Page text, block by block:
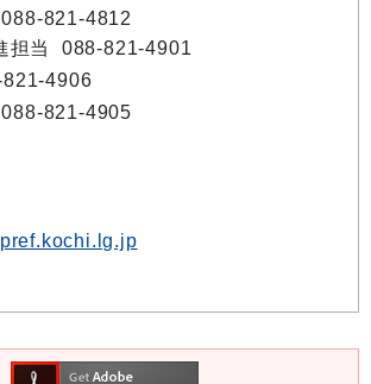
821-4812
担当 088-821-4901
4906
821-4905